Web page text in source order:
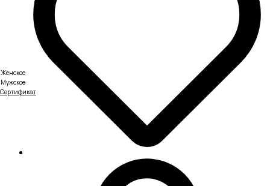
Женское
Мужское
Сертификат